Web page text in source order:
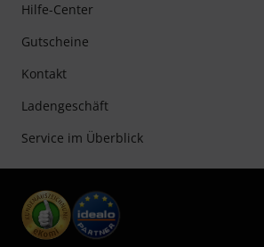
Hilfe-Center
Gutscheine
Kontakt
Ladengeschäft
Service im Überblick